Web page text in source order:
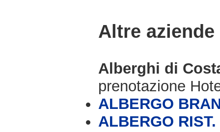
Altre
Alberghi di
prenotazione
ALBERGO
ALBERGO